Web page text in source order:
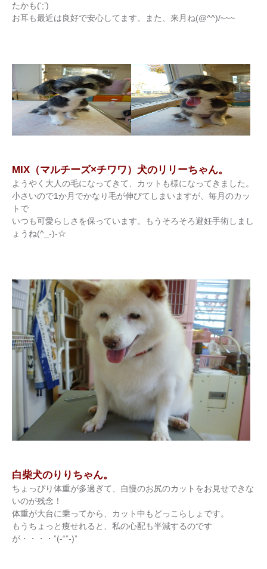
たかも(‘;’)
お耳も最近は良好で安心してます。また、来月ね(@^^)/~~~
MIX（マルチーズ×チワワ）犬のリリーちゃん。
ようやく大人の毛になってきて、カットも様になってきました。
小さいので1か月でかなり毛が伸びてしまいますが、毎月のカッ
トで
いつも可愛らしさを保っています。もうそろそろ避妊手術しまし
ょうね(^_-)-☆
白柴犬のりりちゃん。
ちょっぴり体重が多過ぎて、自慢のお尻のカットをお見せできな
いのが残念！
体重が大台に乗ってから、カット中もどっこらしょです。
もうちょっと痩せれると、私の心配も半減するのです
が・・・・”(-“”-)”